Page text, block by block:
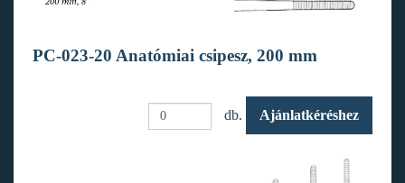
PC-023-20 Anatómiai csipesz, 200 mm
db. Ajánlatkéréshez